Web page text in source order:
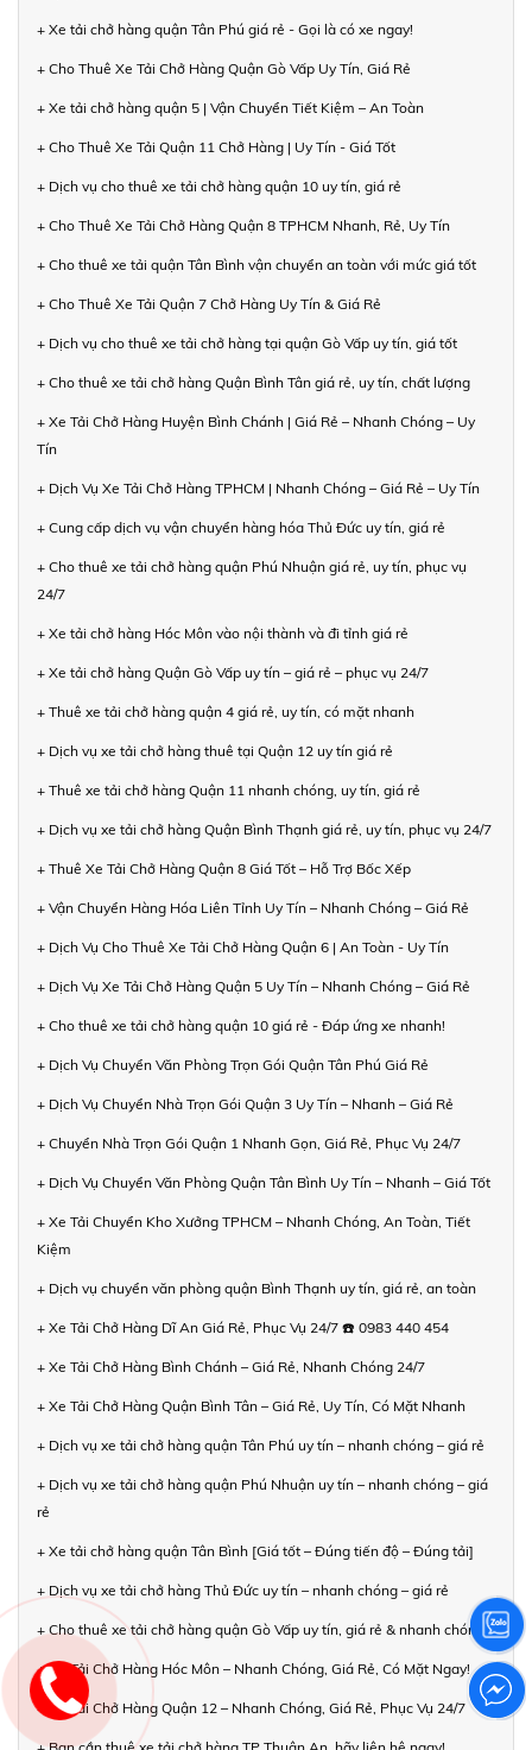
+ Xe tải chở hàng quận Tân Phú giá rẻ - Gọi là có xe ngay!
+ Cho Thuê Xe Tải Chở Hàng Quận Gò Vấp Uy Tín, Giá Rẻ
+ Xe tải chở hàng quận 5 | Vận Chuyển Tiết Kiệm – An Toàn
+ Cho Thuê Xe Tải Quận 11 Chở Hàng | Uy Tín - Giá Tốt
+ Dịch vụ cho thuê xe tải chở hàng quận 10 uy tín, giá rẻ
+ Cho Thuê Xe Tải Chở Hàng Quận 8 TPHCM Nhanh, Rẻ, Uy Tín
+ Cho thuê xe tải quận Tân Bình vận chuyển an toàn với mức giá tốt
+ Cho Thuê Xe Tải Quận 7 Chở Hàng Uy Tín & Giá Rẻ
+ Dịch vụ cho thuê xe tải chở hàng tại quận Gò Vấp uy tín, giá tốt
+ Cho thuê xe tải chở hàng Quận Bình Tân giá rẻ, uy tín, chất lượng
+ Xe Tải Chở Hàng Huyện Bình Chánh | Giá Rẻ – Nhanh Chóng – Uy
Tín
+ Dịch Vụ Xe Tải Chở Hàng TPHCM | Nhanh Chóng – Giá Rẻ – Uy Tín
+ Cung cấp dịch vụ vận chuyển hàng hóa Thủ Đức uy tín, giá rẻ
+ Cho thuê xe tải chở hàng quận Phú Nhuận giá rẻ, uy tín, phục vụ
24/7
+ Xe tải chở hàng Hóc Môn vào nội thành và đi tỉnh giá rẻ
+ Xe tải chở hàng Quận Gò Vấp uy tín – giá rẻ – phục vụ 24/7
+ Thuê xe tải chở hàng quận 4 giá rẻ, uy tín, có mặt nhanh
+ Dịch vụ xe tải chở hàng thuê tại Quận 12 uy tín giá rẻ
+ Thuê xe tải chở hàng Quận 11 nhanh chóng, uy tín, giá rẻ
+ Dịch vụ xe tải chở hàng Quận Bình Thạnh giá rẻ, uy tín, phục vụ 24/7
+ Thuê Xe Tải Chở Hàng Quận 8 Giá Tốt – Hỗ Trợ Bốc Xếp
+ Vận Chuyển Hàng Hóa Liên Tỉnh Uy Tín – Nhanh Chóng – Giá Rẻ
+ Dịch Vụ Cho Thuê Xe Tải Chở Hàng Quận 6 | An Toàn - Uy Tín
+ Dịch Vụ Xe Tải Chở Hàng Quận 5 Uy Tín – Nhanh Chóng – Giá Rẻ
+ Cho thuê xe tải chở hàng quận 10 giá rẻ - Đáp ứng xe nhanh!
+ Dịch Vụ Chuyển Văn Phòng Trọn Gói Quận Tân Phú Giá Rẻ
+ Dịch Vụ Chuyển Nhà Trọn Gói Quận 3 Uy Tín – Nhanh – Giá Rẻ
+ Chuyển Nhà Trọn Gói Quận 1 Nhanh Gọn, Giá Rẻ, Phục Vụ 24/7
+ Dịch Vụ Chuyển Văn Phòng Quận Tân Bình Uy Tín – Nhanh – Giá Tốt
+ Xe Tải Chuyển Kho Xưởng TPHCM – Nhanh Chóng, An Toàn, Tiết
Kiệm
+ Dịch vụ chuyển văn phòng quận Bình Thạnh uy tín, giá rẻ, an toàn
+ Xe Tải Chở Hàng Dĩ An Giá Rẻ, Phục Vụ 24/7 ☎️ 0983 440 454
+ Xe Tải Chở Hàng Bình Chánh – Giá Rẻ, Nhanh Chóng 24/7
+ Xe Tải Chở Hàng Quận Bình Tân – Giá Rẻ, Uy Tín, Có Mặt Nhanh
+ Dịch vụ xe tải chở hàng quận Tân Phú uy tín – nhanh chóng – giá rẻ
+ Dịch vụ xe tải chở hàng quận Phú Nhuận uy tín – nhanh chóng – giá
rẻ
+ Xe tải chở hàng quận Tân Bình [Giá tốt – Đúng tiến độ – Đúng tải]
+ Dịch vụ xe tải chở hàng Thủ Đức uy tín – nhanh chóng – giá rẻ
+ Cho thuê xe tải chở hàng quận Gò Vấp uy tín, giá rẻ & nhanh chóng
+ Xe Tải Chở Hàng Hóc Môn – Nhanh Chóng, Giá Rẻ, Có Mặt Ngay!
+ Xe Tải Chở Hàng Quận 12 – Nhanh Chóng, Giá Rẻ, Phục Vụ 24/7